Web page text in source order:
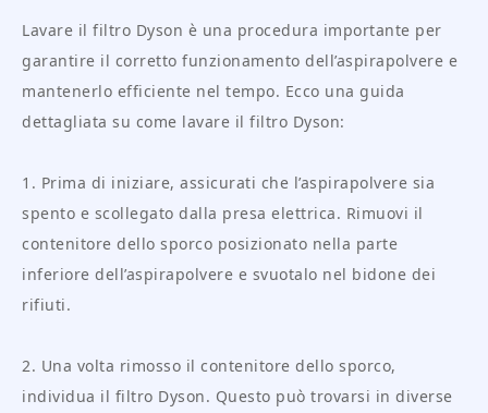
Lavare il filtro Dyson è una procedura importante per
garantire il corretto funzionamento dell’aspirapolvere e
mantenerlo efficiente nel tempo. Ecco una guida
dettagliata su come lavare il filtro Dyson:
1. Prima di iniziare, assicurati che l’aspirapolvere sia
spento e scollegato dalla presa elettrica. Rimuovi il
contenitore dello sporco posizionato nella parte
inferiore dell’aspirapolvere e svuotalo nel bidone dei
rifiuti.
2. Una volta rimosso il contenitore dello sporco,
individua il filtro Dyson. Questo può trovarsi in diverse